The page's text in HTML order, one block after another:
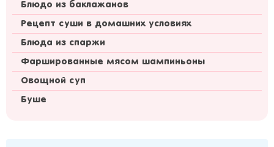
Блюдо из баклажанов
Рецепт суши в домашних условиях
Блюда из спаржи
Фаршированные мясом шампиньоны
Овощной суп
Буше